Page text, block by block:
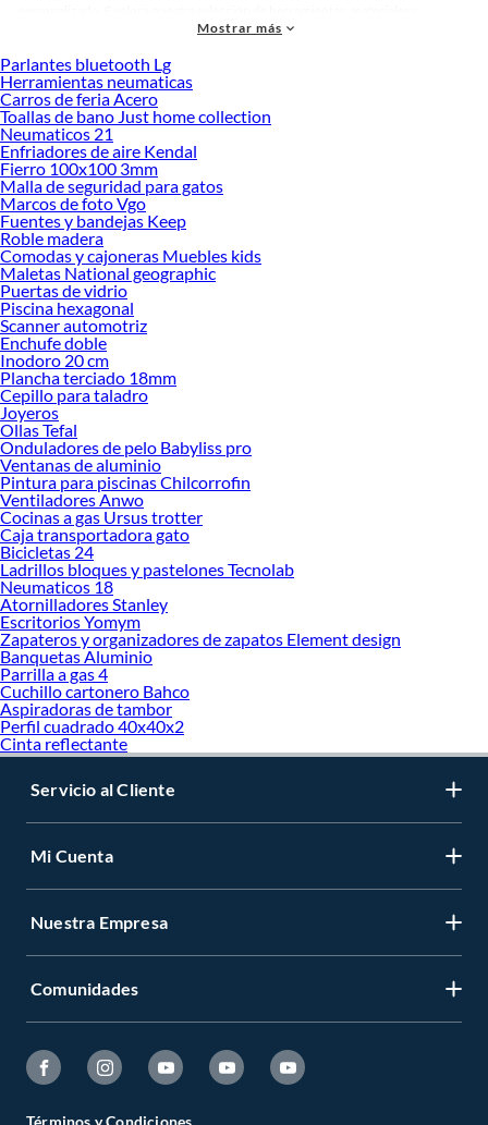
accesorios de calidad que te ayudarán a crear un espacio más tú.
Desde remodelaciones hasta proyectos de decoración, estamos aquí para hacer
tus ideas realidad. ¡Visítanos y encuentra todo lo que tenemos para ofrecerte en
Coolers!
Explora la variedad de productos de Coolers en Sodimac
Herramientas, materiales y accesorios de calidad para tus proyectos y
renovación de espacios. ¡Visítanos y descubre todo lo que tenemos para
ofrecerte!
Encuentra una amplia variedad de productos de Coolers en Sodimac. Encuentra
todo lo necesario para tus proyectos de renovación y decoración. ¡Visítanos y
haz tus ideas realidad!
Mostrar más
Parlantes bluetooth Lg
Herramientas neumaticas
Carros de feria Acero
Toallas de bano Just home collection
Neumaticos 21
Enfriadores de aire Kendal
Fierro 100x100 3mm
Malla de seguridad para gatos
Marcos de foto Vgo
Fuentes y bandejas Keep
Roble madera
Comodas y cajoneras Muebles kids
Maletas National geographic
Puertas de vidrio
Piscina hexagonal
Scanner automotriz
Enchufe doble
Inodoro 20 cm
Plancha terciado 18mm
Cepillo para taladro
Joyeros
Ollas Tefal
Onduladores de pelo Babyliss pro
Ventanas de aluminio
Pintura para piscinas Chilcorrofin
Ventiladores Anwo
Cocinas a gas Ursus trotter
Caja transportadora gato
Bicicletas 24
Ladrillos bloques y pastelones Tecnolab
Neumaticos 18
Atornilladores Stanley
Escritorios Yomym
Zapateros y organizadores de zapatos Element design
Banquetas Aluminio
Parrilla a gas 4
Cuchillo cartonero Bahco
Aspiradoras de tambor
Perfil cuadrado 40x40x2
Cinta reflectante
Servicio al Cliente
Mi Cuenta
Nuestra Empresa
Comunidades